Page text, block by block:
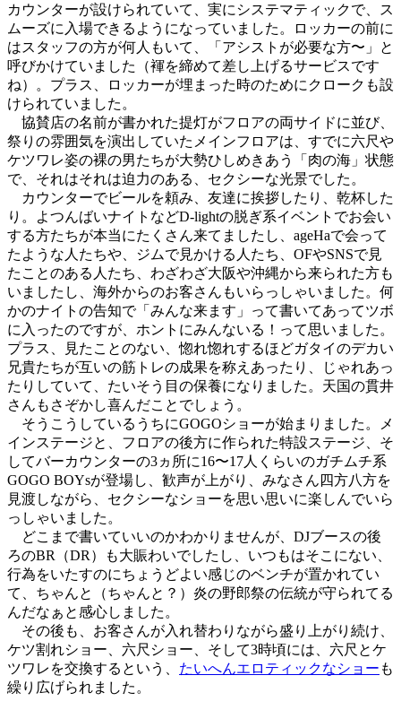
カウンターが設けられていて、実にシステマティックで、ス
ムーズに入場できるようになっていました。ロッカーの前に
はスタッフの方が何人もいて、「アシストが必要な方〜」と
呼びかけていました（褌を締めて差し上げるサービスです
ね）。プラス、ロッカーが埋まった時のためにクロークも設
けられていました。
協賛店の名前が書かれた提灯がフロアの両サイドに並び、
祭りの雰囲気を演出していたメインフロアは、すでに六尺や
ケツワレ姿の裸の男たちが大勢ひしめきあう「肉の海」状態
で、それはそれは迫力のある、セクシーな光景でした。
カウンターでビールを頼み、友達に挨拶したり、乾杯した
り。よつんばいナイトなどD-lightの脱ぎ系イベントでお会い
する方たちが本当にたくさん来てましたし、ageHaで会って
たような人たちや、ジムで見かける人たち、OFやSNSで見
たことのある人たち、わざわざ大阪や沖縄から来られた方も
いましたし、海外からのお客さんもいらっしゃいました。何
かのナイトの告知で「みんな来ます」って書いてあってツボ
に入ったのですが、ホントにみんないる！って思いました。
プラス、見たことのない、惚れ惚れするほどガタイのデカい
兄貴たちが互いの筋トレの成果を称えあったり、じゃれあっ
たりしていて、たいそう目の保養になりました。天国の貫井
さんもさぞかし喜んだことでしょう。
そうこうしているうちにGOGOショーが始まりました。メ
インステージと、フロアの後方に作られた特設ステージ、そ
してバーカウンターの3ヵ所に16〜17人くらいのガチムチ系
GOGO BOYsが登場し、歓声が上がり、みなさん四方八方を
見渡しながら、セクシーなショーを思い思いに楽しんでいら
っしゃいました。
どこまで書いていいのかわかりませんが、DJブースの後
ろのBR（DR）も大賑わいでしたし、いつもはそこにない、
行為をいたすのにちょうどよい感じのベンチが置かれてい
て、ちゃんと（ちゃんと？）炎の野郎祭の伝統が守られてる
んだなぁと感心しました。
その後も、お客さんが入れ替わりながら盛り上がり続け、
ケツ割れショー、六尺ショー、そして3時頃には、六尺とケ
ツワレを交換するという、 たいへんエロティックなショー も
繰り広げられました。